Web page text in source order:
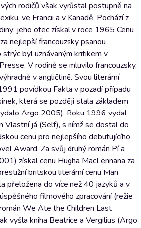
rodičů však vyrůstal postupně na
ve Francii a v Kanadě. Pochází z
jeho otec získal v roce 1965 Cenu
nejlepší francouzsky psanou
strýc byl uznávaným kritikem v
V rodině se mluvilo francouzsky,
v angličtině. Svou literární
povídkou Fakta v pozadí případu
která se později stala základem
Argo 2005). Roku 1996 vydal
Vlastní já (Self), s nímž se dostal do
cenu pro nejlepšího debutujícího
Award. Za svůj druhý román Pí a
získal cenu Hugha MacLennana za
britskou literární cenu Man
přeložena do více než 40 jazyků a v
filmového zpracování (režie
We Ate the Children Last
vyšla kniha Beatrice a Vergilius (Argo